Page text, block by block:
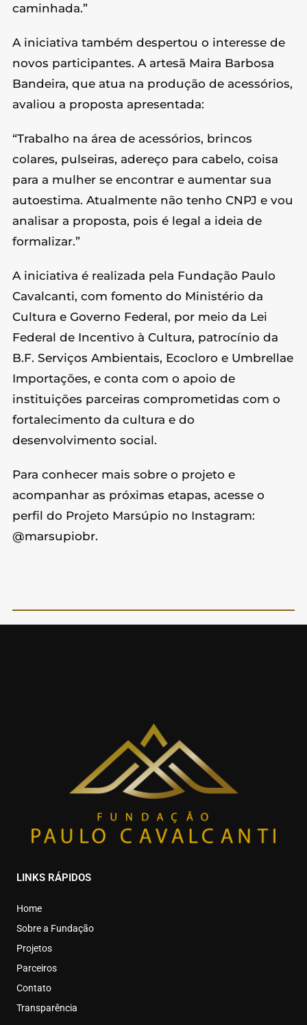
caminhada.”
A iniciativa também despertou o interesse de
novos participantes. A artesã Maira Barbosa
Bandeira, que atua na produção de acessórios,
avaliou a proposta apresentada:
“Trabalho na área de acessórios, brincos
colares, pulseiras, adereço para cabelo, coisa
para a mulher se encontrar e aumentar sua
autoestima. Atualmente não tenho CNPJ e vou
analisar a proposta, pois é legal a ideia de
formalizar.”
A iniciativa é realizada pela Fundação Paulo
Cavalcanti, com fomento do Ministério da
Cultura e Governo Federal, por meio da Lei
Federal de Incentivo à Cultura, patrocínio da
B.F. Serviços Ambientais, Ecocloro e Umbrellae
Importações, e conta com o apoio de
instituições parceiras comprometidas com o
fortalecimento da cultura e do
desenvolvimento social.
Para conhecer mais sobre o projeto e
acompanhar as próximas etapas, acesse o
perfil do Projeto Marsúpio no Instagram:
@marsupiobr.
LINKS RÁPIDOS
Home
Sobre a Fundação
Projetos
Parceiros
Contato
Transparência